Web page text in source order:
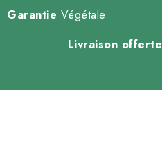
Garantie Végétale
Livraison offerte